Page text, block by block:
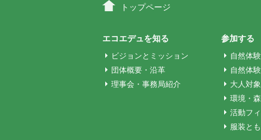
ナ
ビ
ゲ
トップページ
エコエデュを知る
ビジョンとミッション
団体概要・沿革
理事会・事務局紹介
参加する
自然体
自然体
大人対
環境・
活動フ
服装と